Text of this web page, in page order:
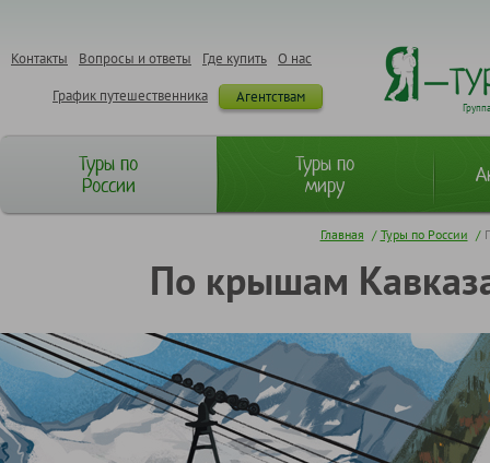
О нас
Где купить
Вопросы и ответы
Контакты
Агентствам
График путешественника
Туры по
России
Туры по
миру
Главная / Туры по России /
По крышам